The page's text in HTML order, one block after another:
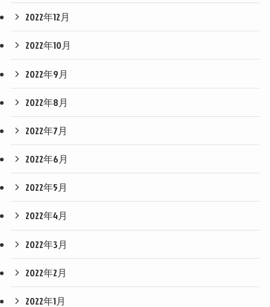
2022年12月
2022年10月
2022年9月
2022年8月
2022年7月
2022年6月
2022年5月
2022年4月
2022年3月
2022年2月
2022年1月